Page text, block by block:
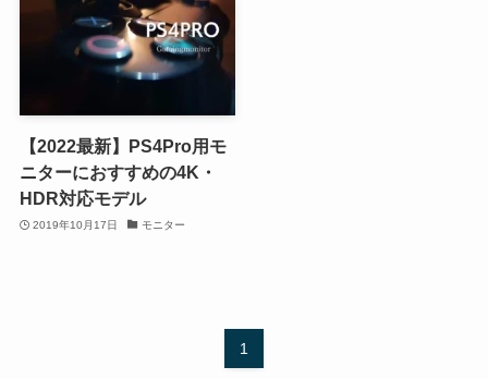
【2022最新】PS4Pro用モ
ニターにおすすめの4K・
HDR対応モデル
2019年10月17日 モニター
1